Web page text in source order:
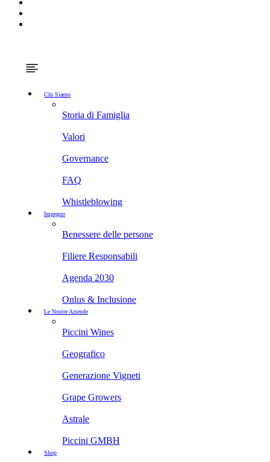
Chi Siamo
Storia di Famiglia
Valori
Governance
FAQ
Whistleblowing
Impegno
Benessere delle persone
Filiere Responsabili
Agenda 2030
Onlus & Inclusione
Le Nostre Aziende
Piccini Wines
Geografico
Generazione Vigneti
Grape Growers
Astrale
Piccini GMBH
Shop